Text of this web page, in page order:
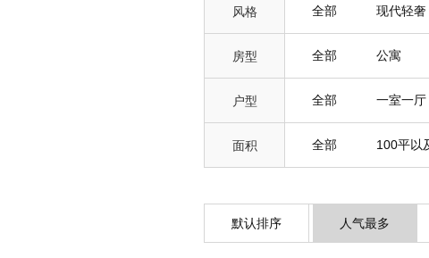
风格 全部 现代轻奢
房型 全部 公寓
户型 全部 一室一厅
面积 全部 100平以
默认排序 人气最多